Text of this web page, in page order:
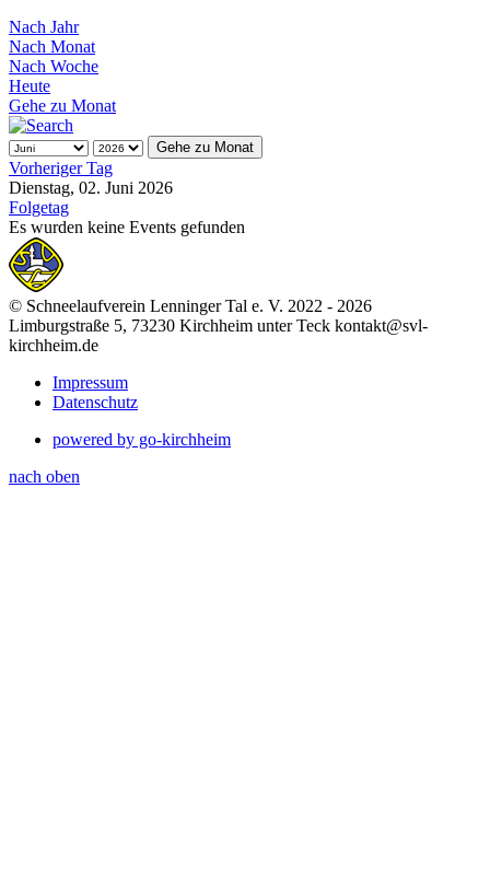
Nach Jahr
Nach Monat
Nach Woche
Heute
Gehe zu Monat
Gehe zu Monat
Vorheriger Tag
Dienstag, 02. Juni 2026
Folgetag
Es wurden keine Events gefunden
© Schneelaufverein Lenninger Tal e. V. 2022 - 2026
Limburgstraße 5, 73230 Kirchheim unter Teck kontakt@svl-
kirchheim.de
Impressum
Datenschutz
powered by go-kirchheim
nach oben